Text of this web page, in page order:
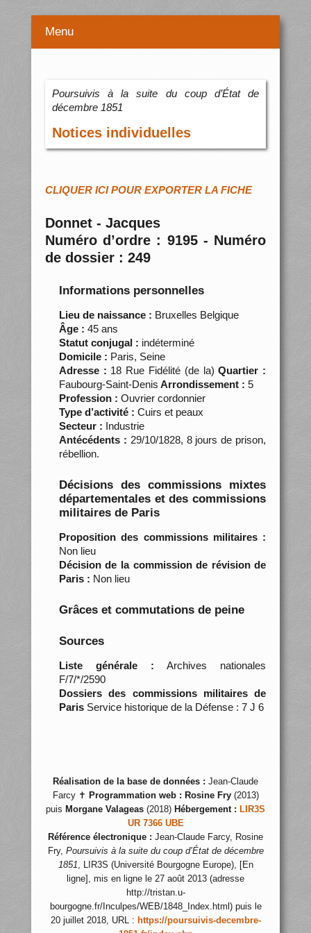
Menu
Poursuivis à la suite du coup d’État de
décembre 1851
Notices individuelles
CLIQUER ICI POUR EXPORTER LA FICHE
Donnet - Jacques
Numéro d’ordre : 9195 - Numéro
de dossier : 249
Informations personnelles
Lieu de naissance : Bruxelles Belgique
Âge : 45 ans
Statut conjugal : indéterminé
Domicile : Paris, Seine
Adresse : 18 Rue Fidélité (de la)Quartier :
Faubourg-Saint-Denis Arrondissement : 5
Profession : Ouvrier cordonnier
Type d’activité : Cuirs et peaux
Secteur : Industrie
Antécédents : 29/10/1828, 8 jours de prison,
rébellion.
Décisions des commissions mixtes
départementales et des commissions
militaires de Paris
Proposition des commissions militaires :
Non lieu
Décision de la commission de révision de
Paris : Non lieu
Grâces et commutations de peine
Sources
Liste générale : Archives nationales
F/7/*/2590
Dossiers des commissions militaires de
ParisService historique de la Défense : 7 J 6
Réalisation de la base de données : Jean-Claude
Farcy ✝ Programmation web : Rosine Fry(2013)
puis Morgane Valageas (2018) Hébergement : LIR3S
UR 7366 UBE
Référence électronique : Jean-Claude Farcy, Rosine
Fry, Poursuivis à la suite du coup d’État de décembre
1851, LIR3S (Université Bourgogne Europe), [En
ligne], mis en ligne le 27 août 2013 (adresse
http://tristan.u-
bourgogne.fr/Inculpes/WEB/1848_Index.html) puis le
20 juillet 2018, URL : https://poursuivis-decembre-